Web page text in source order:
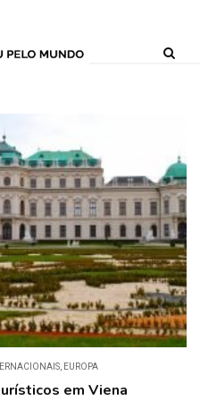
true);
, EUROPA
em Viena